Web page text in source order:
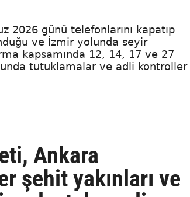
2026 günü telefonlarını kapatıp
ve İzmir yolunda seyir
kapsamında 12, 14, 17 ve 27
tutuklamalar ve adli kontroller
Ankara
şehit yakınları ve